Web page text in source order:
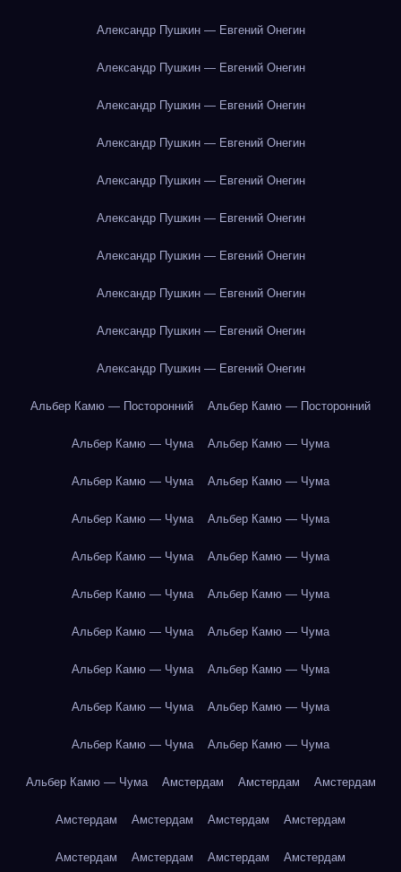
Александр Пушкин — Евгений Онегин
Александр Пушкин — Евгений Онегин
Александр Пушкин — Евгений Онегин
Александр Пушкин — Евгений Онегин
Александр Пушкин — Евгений Онегин
Александр Пушкин — Евгений Онегин
Александр Пушкин — Евгений Онегин
Александр Пушкин — Евгений Онегин
Александр Пушкин — Евгений Онегин
Александр Пушкин — Евгений Онегин
Альбер Камю — Посторонний Альбер Камю — Посторонний
Альбер Камю — Чума Альбер Камю — Чума
Альбер Камю — Чума Альбер Камю — Чума
Альбер Камю — Чума Альбер Камю — Чума
Альбер Камю — Чума Альбер Камю — Чума
Альбер Камю — Чума Альбер Камю — Чума
Альбер Камю — Чума Альбер Камю — Чума
Альбер Камю — Чума Альбер Камю — Чума
Альбер Камю — Чума Альбер Камю — Чума
Альбер Камю — Чума Альбер Камю — Чума
Альбер Камю — Чума Амстердам Амстердам Амстердам
Амстердам Амстердам Амстердам Амстердам
Амстердам Амстердам Амстердам Амстердам